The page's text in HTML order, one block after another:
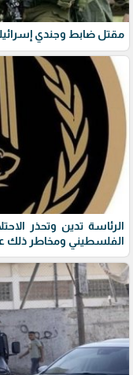
مقتل ضابط وجندي
الرئاسة تدين وتحذر
الفلسطيني ومخاطر ذلك